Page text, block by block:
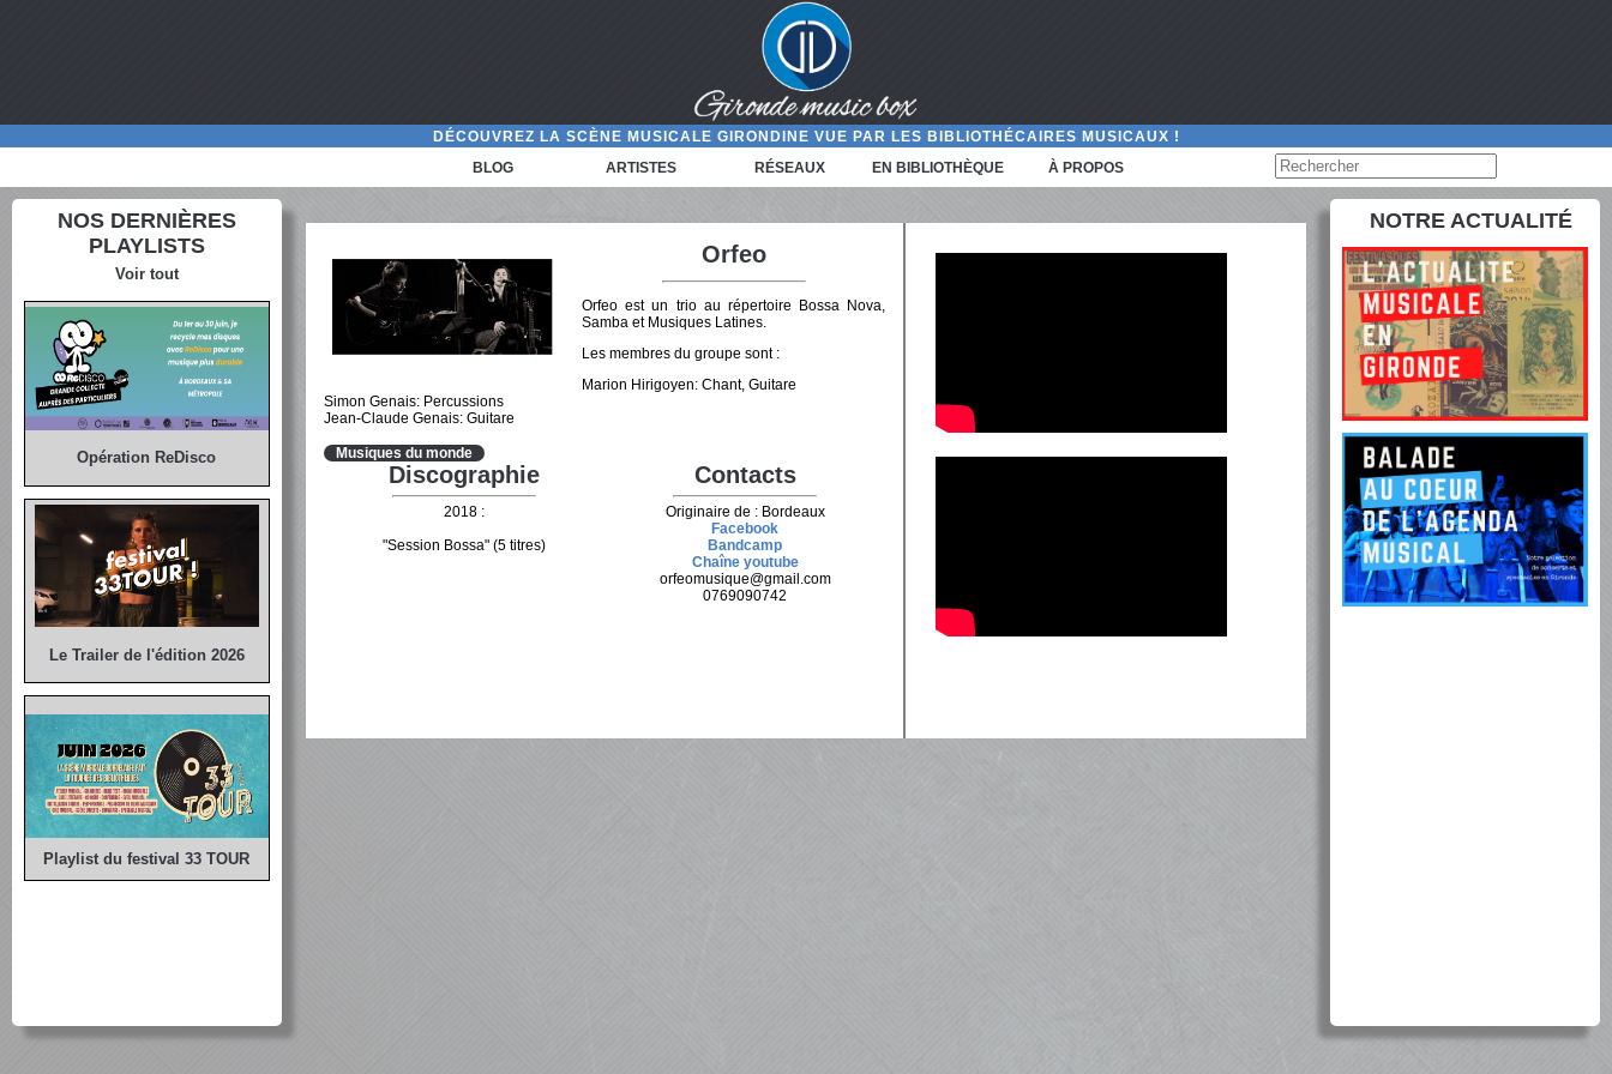
DÉCOUVREZ LA SCÈNE MUSICALE GIRONDINE VUE PAR LES BIBLIOTHÉCAIRES MUSICAUX !
BLOG
ARTISTES RÉSEAUX EN BIBLIOTHÈQUE À PROPOS
NOS DERNIÈRES
PLAYLISTS
Voir tout
Opération ReDisco
Le Trailer de l'édition 2026
Playlist du festival 33 TOUR
Orfeo
Orfeo est un trio au répertoire Bossa Nova,
Samba et Musiques Latines.
Les membres du groupe sont :
Marion Hirigoyen: Chant, Guitare
Simon Genais: Percussions
Jean-Claude Genais: Guitare
Musiques du monde
Discographie
2018 :
"Session Bossa" (5 titres)
Contacts
Originaire de : Bordeaux
Facebook
Bandcamp
Chaîne youtube
orfeomusique@gmail.com
0769090742
NOTRE ACTUALITÉ